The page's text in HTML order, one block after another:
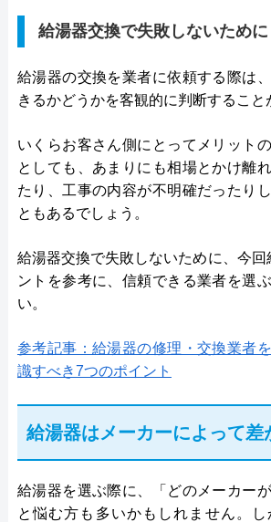
給湯器交換で失敗しないために
給湯器の交換を業者に依頼する際は
きるかどうかを客観的に判断すること
いくらお客さん側にとってメリット
としても、あまりにも相場とかけ離
たり、工事の内容が不明確だったり
ともあるでしょう。
給湯器交換で失敗しないために、今回
ントを参考に、信頼できる業者を選
い。
参考記事：給湯器の修理・交換業者
識すべき7つのポイント
給湯器はメーカーによって差
給湯器を選ぶ際に、「どのメーカー
と悩む方も多いかもしれません。し